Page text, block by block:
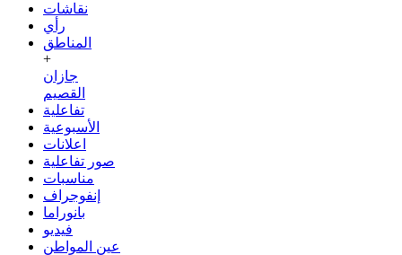
نقاشات
رأي
المناطق
+
جازان
القصيم
تفاعلية
الأسبوعية
اعلانات
صور تفاعلية
مناسبات
إنفوجراف
بانوراما
فيديو
عين المواطن